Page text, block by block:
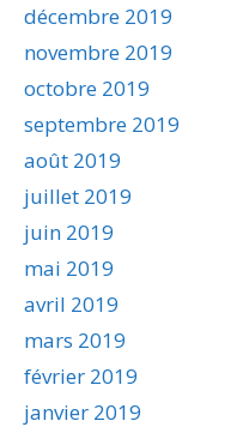
décembre 2019
novembre 2019
octobre 2019
septembre 2019
août 2019
juillet 2019
juin 2019
mai 2019
avril 2019
mars 2019
février 2019
janvier 2019